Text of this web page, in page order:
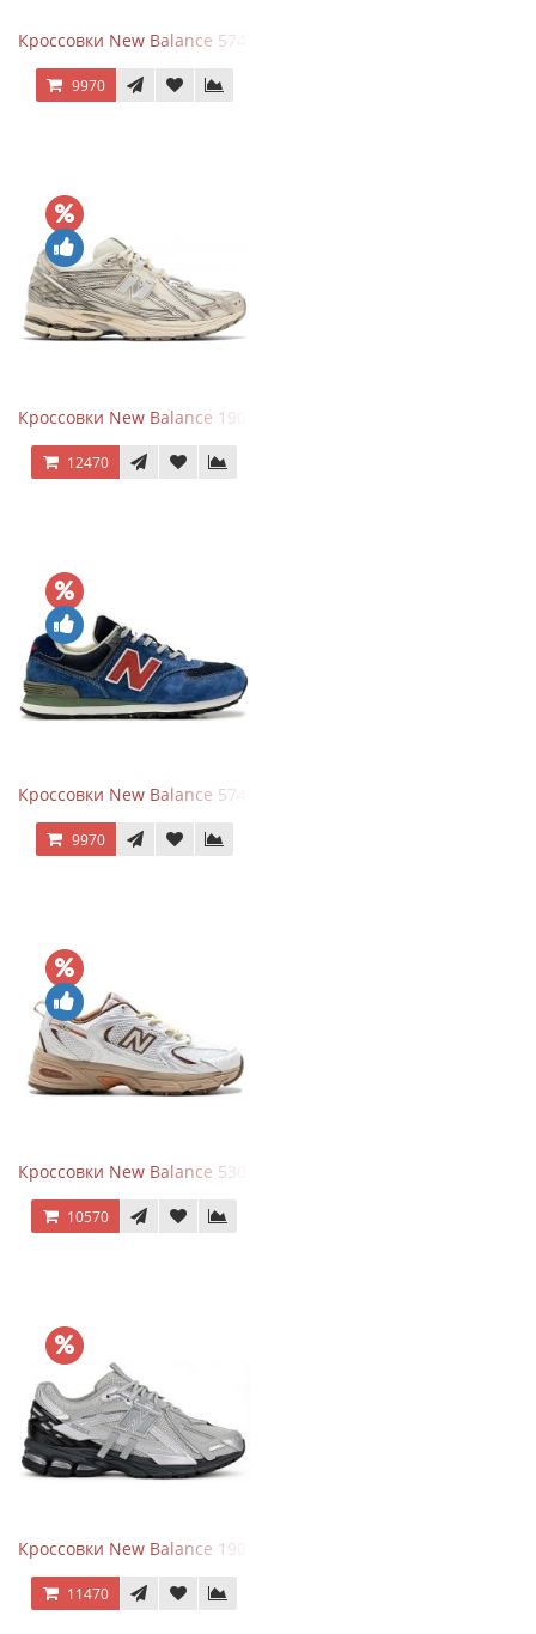
Кроссовки New Balance 574 Umber Black
9970
Кроссовки New Balance 1906R Arid Stone
12470
Кроссовки New Balance 574 Blue Black Red синий с красным
9970
Кроссовки New Balance 530 x Niko and... Off White
10570
Кроссовки New Balance 1906 Black Silver Metallic
11470